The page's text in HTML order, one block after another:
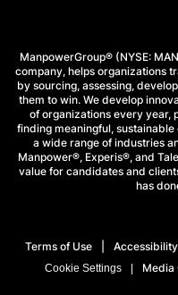
ManpowerGroup® (NYSE:
company, helps organizations
by sourcing, assessing,
them to win. We develop
of organizations every year,
finding meaningful,
a wide range of industries
Manpower®, Experis®, and
value for candidates and
has
Terms of Use Accessibility
Cookie Settings Media